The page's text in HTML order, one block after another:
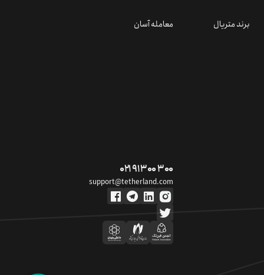
برند متریال معامله آسان
۰۲۱ ۹۱ ۳۰۰ ۳۰۰
support@tetherland.com